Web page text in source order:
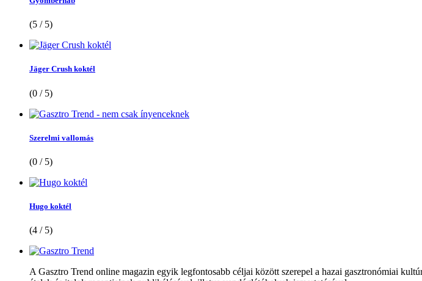
(5 / 5)
Jäger Crush koktél
(0 / 5)
Szerelmi vallomás
(0 / 5)
Hugo koktél
(4 / 5)
A Gasztro Trend online magazin egyik legfontosabb céljai között szerepel a hazai gasztronómiai